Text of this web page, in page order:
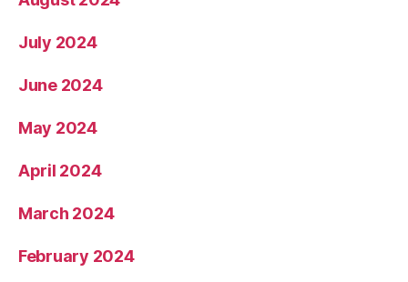
July 2024
June 2024
May 2024
April 2024
March 2024
February 2024